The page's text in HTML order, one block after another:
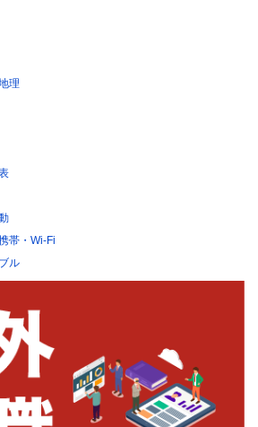
理
帯・Wi-Fi
ル